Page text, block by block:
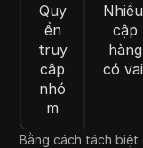
Quy
ền
truy
cập
nhó
m
cập
có
Bằng cách tách